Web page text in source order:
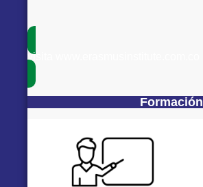
visita www.erasmusinstitute.com.co
Formación